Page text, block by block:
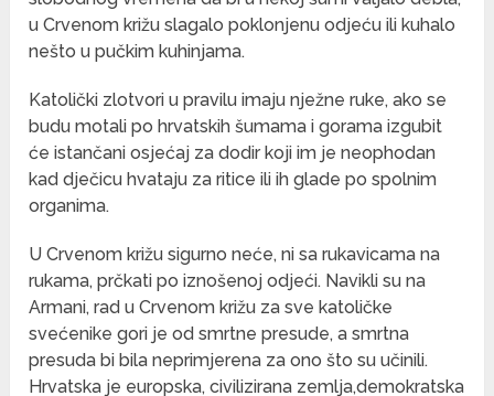
u Crvenom križu slagalo poklonjenu odjeću ili kuhalo
nešto u pučkim kuhinjama.
Katolički zlotvori u pravilu imaju nježne ruke, ako se
budu motali po hrvatskih šumama i gorama izgubit
će istančani osjećaj za dodir koji im je neophodan
kad dječicu hvataju za ritice ili ih glade po spolnim
organima.
U Crvenom križu sigurno neće, ni sa rukavicama na
rukama, prčkati po iznošenoj odjeći. Navikli su na
Armani, rad u Crvenom križu za sve katoličke
svećenike gori je od smrtne presude, a smrtna
presuda bi bila neprimjerena za ono što su učinili.
Hrvatska je europska, civilizirana zemlja,demokratska